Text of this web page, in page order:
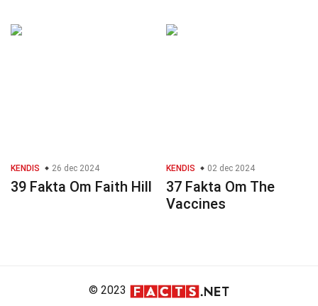
KENDIS 26 dec 2024
39 Fakta Om Faith Hill
KENDIS 02 dec 2024
37 Fakta Om The
Vaccines
© 2023